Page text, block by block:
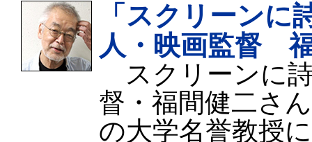
「スクリーンに
人・映画監督
スクリーンに
督・福間健二さ
の大学名誉教授